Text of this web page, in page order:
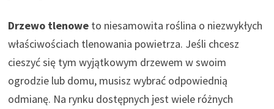
Drzewo tlenowe to niesamowita roślina o niezwykłych
właściwościach tlenowania powietrza. Jeśli chcesz
cieszyć się tym wyjątkowym drzewem w swoim
ogrodzie lub domu, musisz wybrać odpowiednią
odmianę. Na rynku dostępnych jest wiele różnych